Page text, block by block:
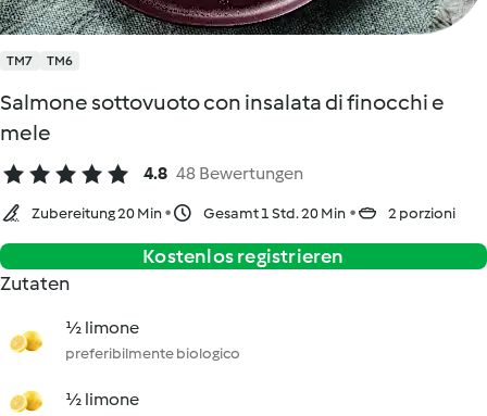
TM7 TM6
Salmone sottovuoto con insalata di finocchi e
mele
4.8 48 Bewertungen
Zubereitung 20 Min Gesamt 1 Std. 20 Min 2 porzioni
Kostenlos registrieren
Zutaten
½ limone
preferibilmente biologico
½ limone